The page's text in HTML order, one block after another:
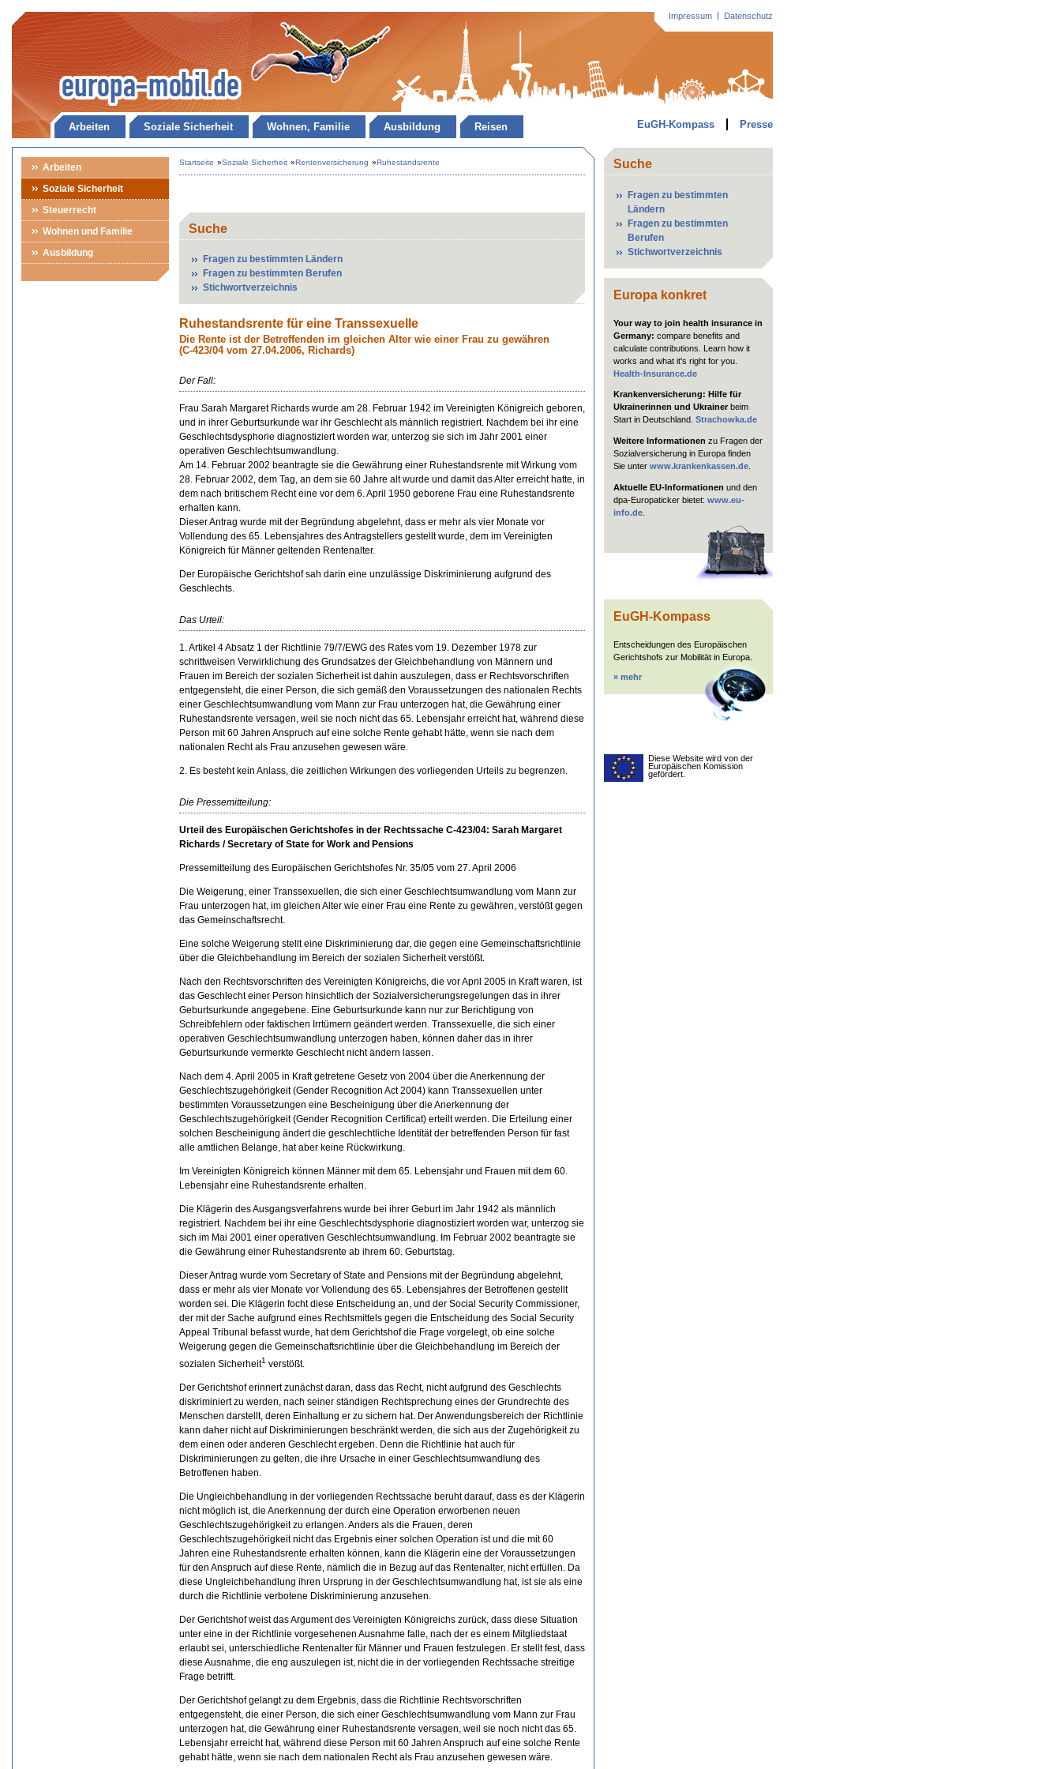
Arbeiten Soziale Sicherheit Wohnen, Familie Ausbildung Reisen EuGH-Kompass Presse
Arbeiten
Soziale Sicherheit
Steuerrecht
Wohnen und Familie
Ausbildung
Impressum Datenschutz
Startseite »Soziale Sicherheit »Rentenversicherung »Ruhestandsrente
Suche
Fragen zu bestimmten Ländern
Fragen zu bestimmten Berufen
Stichwortverzeichnis
Ruhestandsrente für eine Transsexuelle
Die Rente ist der Betreffenden im gleichen Alter wie einer Frau zu gewähren
(C-423/04 vom 27.04.2006, Richards)
Der Fall:
Frau Sarah Margaret Richards wurde am 28. Februar 1942 im Vereinigten Königreich geboren,
und in ihrer Geburtsurkunde war ihr Geschlecht als männlich registriert. Nachdem bei ihr eine
Geschlechtsdysphorie diagnostiziert worden war, unterzog sie sich im Jahr 2001 einer
operativen Geschlechtsumwandlung.
Am 14. Februar 2002 beantragte sie die Gewährung einer Ruhestandsrente mit Wirkung vom
28. Februar 2002, dem Tag, an dem sie 60 Jahre alt wurde und damit das Alter erreicht hatte, in
dem nach britischem Recht eine vor dem 6. April 1950 geborene Frau eine Ruhestandsrente
erhalten kann.
Dieser Antrag wurde mit der Begründung abgelehnt, dass er mehr als vier Monate vor
Vollendung des 65. Lebensjahres des Antragstellers gestellt wurde, dem im Vereinigten
Königreich für Männer geltenden Rentenalter.
Der Europäische Gerichtshof sah darin eine unzulässige Diskriminierung aufgrund des
Geschlechts.
Das Urteil:
1. Artikel 4 Absatz 1 der Richtlinie 79/7/EWG des Rates vom 19. Dezember 1978 zur
schrittweisen Verwirklichung des Grundsatzes der Gleichbehandlung von Männern und
Frauen im Bereich der sozialen Sicherheit ist dahin auszulegen, dass er Rechtsvorschriften
entgegensteht, die einer Person, die sich gemäß den Voraussetzungen des nationalen Rechts
einer Geschlechtsumwandlung vom Mann zur Frau unterzogen hat, die Gewährung einer
Ruhestandsrente versagen, weil sie noch nicht das 65. Lebensjahr erreicht hat, während diese
Person mit 60 Jahren Anspruch auf eine solche Rente gehabt hätte, wenn sie nach dem
nationalen Recht als Frau anzusehen gewesen wäre.
2. Es besteht kein Anlass, die zeitlichen Wirkungen des vorliegenden Urteils zu begrenzen.
Die Pressemitteilung:
Urteil des Europäischen Gerichtshofes in der Rechtssache C-423/04: Sarah Margaret
Richards / Secretary of State for Work and Pensions
Pressemitteilung des Europäischen Gerichtshofes Nr. 35/05 vom 27. April 2006
Die Weigerung, einer Transsexuellen, die sich einer Geschlechtsumwandlung vom Mann zur
Frau unterzogen hat, im gleichen Alter wie einer Frau eine Rente zu gewähren, verstößt gegen
das Gemeinschaftsrecht.
Eine solche Weigerung stellt eine Diskriminierung dar, die gegen eine Gemeinschaftsrichtlinie
über die Gleichbehandlung im Bereich der sozialen Sicherheit verstößt.
Nach den Rechtsvorschriften des Vereinigten Königreichs, die vor April 2005 in Kraft waren, ist
das Geschlecht einer Person hinsichtlich der Sozialversicherungsregelungen das in ihrer
Geburtsurkunde angegebene. Eine Geburtsurkunde kann nur zur Berichtigung von
Schreibfehlern oder faktischen Irrtümern geändert werden. Transsexuelle, die sich einer
operativen Geschlechtsumwandlung unterzogen haben, können daher das in ihrer
Geburtsurkunde vermerkte Geschlecht nicht ändern lassen.
Nach dem 4. April 2005 in Kraft getretene Gesetz von 2004 über die Anerkennung der
Geschlechtszugehörigkeit (Gender Recognition Act 2004) kann Transsexuellen unter
bestimmten Voraussetzungen eine Bescheinigung über die Anerkennung der
Geschlechtszugehörigkeit (Gender Recognition Certificat) erteilt werden. Die Erteilung einer
solchen Bescheinigung ändert die geschlechtliche Identität der betreffenden Person für fast
alle amtlichen Belange, hat aber keine Rückwirkung.
Im Vereinigten Königreich können Männer mit dem 65. Lebensjahr und Frauen mit dem 60.
Lebensjahr eine Ruhestandsrente erhalten.
Die Klägerin des Ausgangsverfahrens wurde bei ihrer Geburt im Jahr 1942 als männlich
registriert. Nachdem bei ihr eine Geschlechtsdysphorie diagnostiziert worden war, unterzog sie
sich im Mai 2001 einer operativen Geschlechtsumwandlung. Im Februar 2002 beantragte sie
die Gewährung einer Ruhestandsrente ab ihrem 60. Geburtstag.
Dieser Antrag wurde vom Secretary of State and Pensions mit der Begründung abgelehnt,
dass er mehr als vier Monate vor Vollendung des 65. Lebensjahres der Betroffenen gestellt
worden sei. Die Klägerin focht diese Entscheidung an, und der Social Security Commissioner,
der mit der Sache aufgrund eines Rechtsmittels gegen die Entscheidung des Social Security
Appeal Tribunal befasst wurde, hat dem Gerichtshof die Frage vorgelegt, ob eine solche
Weigerung gegen die Gemeinschaftsrichtlinie über die Gleichbehandlung im Bereich der
sozialen Sicherheit1 verstößt.
Der Gerichtshof erinnert zunächst daran, dass das Recht, nicht aufgrund des Geschlechts
diskriminiert zu werden, nach seiner ständigen Rechtsprechung eines der Grundrechte des
Menschen darstellt, deren Einhaltung er zu sichern hat. Der Anwendungsbereich der Richtlinie
kann daher nicht auf Diskriminierungen beschränkt werden, die sich aus der Zugehörigkeit zu
dem einen oder anderen Geschlecht ergeben. Denn die Richtlinie hat auch für
Diskriminierungen zu gelten, die ihre Ursache in einer Geschlechtsumwandlung des
Betroffenen haben.
Die Ungleichbehandlung in der vorliegenden Rechtssache beruht darauf, dass es der Klägerin
nicht möglich ist, die Anerkennung der durch eine Operation erworbenen neuen
Geschlechtszugehörigkeit zu erlangen. Anders als die Frauen, deren
Geschlechtszugehörigkeit nicht das Ergebnis einer solchen Operation ist und die mit 60
Jahren eine Ruhestandsrente erhalten können, kann die Klägerin eine der Voraussetzungen
für den Anspruch auf diese Rente, nämlich die in Bezug auf das Rentenalter, nicht erfüllen. Da
diese Ungleichbehandlung ihren Ursprung in der Geschlechtsumwandlung hat, ist sie als eine
durch die Richtlinie verbotene Diskriminierung anzusehen.
Der Gerichtshof weist das Argument des Vereinigten Königreichs zurück, dass diese Situation
unter eine in der Richtlinie vorgesehenen Ausnahme falle, nach der es einem Mitgliedstaat
erlaubt sei, unterschiedliche Rentenalter für Männer und Frauen festzulegen. Er stellt fest, dass
diese Ausnahme, die eng auszulegen ist, nicht die in der vorliegenden Rechtssache streitige
Frage betrifft.
Der Gerichtshof gelangt zu dem Ergebnis, dass die Richtlinie Rechtsvorschriften
entgegensteht, die einer Person, die sich einer Geschlechtsumwandlung vom Mann zur Frau
unterzogen hat, die Gewährung einer Ruhestandsrente versagen, weil sie noch nicht das 65.
Lebensjahr erreicht hat, während diese Person mit 60 Jahren Anspruch auf eine solche Rente
gehabt hätte, wenn sie nach dem nationalen Recht als Frau anzusehen gewesen wäre.
Suche
Fragen zu bestimmten
Ländern
Fragen zu bestimmten
Berufen
Stichwortverzeichnis
Europa konkret
Your way to join health insurance in
Germany: compare benefits and
calculate contributions. Learn how it
works and what it's right for you.
Health-Insurance.de
Krankenversicherung: Hilfe für
Ukrainerinnen und Ukrainer beim
Start in Deutschland. Strachowka.de
Weitere Informationen zu Fragen der
Sozialversicherung in Europa finden
Sie unter www.krankenkassen.de
Aktuelle EU-Informationen und den
dpa-Europaticker bietet: www.eu-
info.de
EuGH-Kompass
Entscheidungen des Europäischen
Gerichtshofs zur Mobilität in Europa.
» mehr
Diese Website wird von der
Europäischen Komission
gefördert.